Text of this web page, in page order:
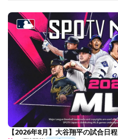
【2026年8月】大谷翔平の試合日